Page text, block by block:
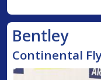
Bentley
Continental